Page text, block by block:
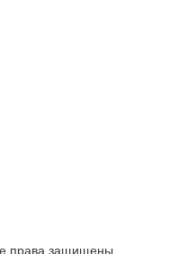
права защищены